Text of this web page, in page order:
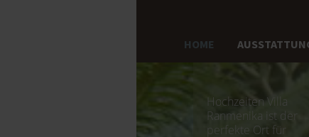
HOME
Hochzeiten Villa
Ranmenika ist der
perfekte Ort für